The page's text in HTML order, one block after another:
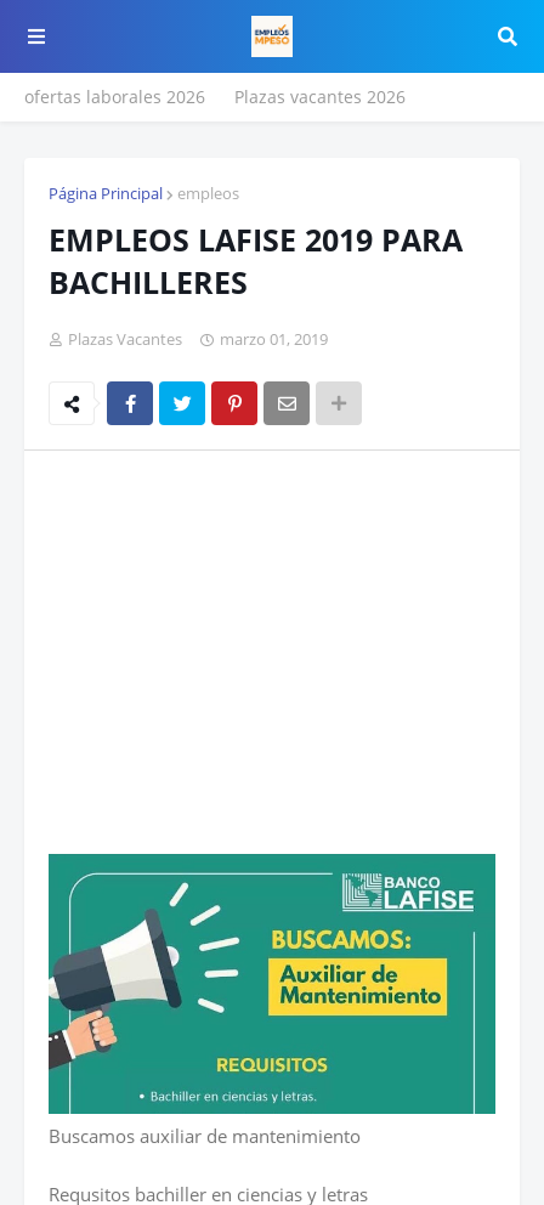
ofertas laborales 2026 Plazas vacantes 2026
Página Principal empleos
EMPLEOS LAFISE 2019 PARA
BACHILLERES
Plazas Vacantes marzo 01, 2019
Buscamos auxiliar de mantenimiento
Requsitos bachiller en ciencias y letras